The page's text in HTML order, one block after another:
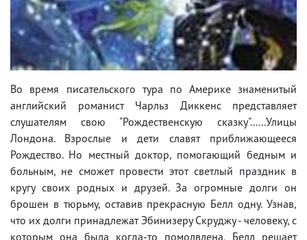
Во время писательского тура по Америке знаменитый
английский романист Чарльз Диккенс представляет
слушателям свою "Рождественскую сказку"......Улицы
Лондона. Взрослые и дети славят приближающееся
Рождество. Но местный доктор, помогающий бедным и
больным, не сможет провести этот светлый праздник в
кругу своих родных и друзей. За огромные долги он
брошен в тюрьму, оставив прекрасную Белл одну. Узнав,
что их долги принадлежат Эбинизеру Скруджу - человеку, с
которым она была когда-то помолвлена, Белл решает